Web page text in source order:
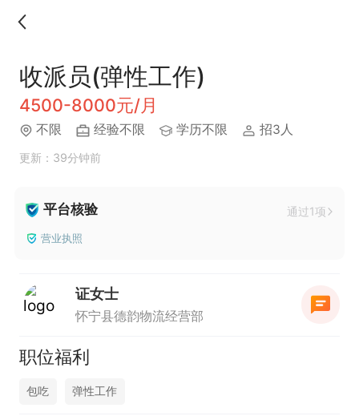
收派员(弹性工作)
4500-8000元/月
不限 经验不限 学历不限 招3人
更新：39分钟前
平台核验 通过1项
营业执照
证女士
怀宁县德韵物流经营部
职位福利
包吃 弹性工作